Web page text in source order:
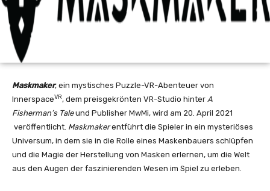
Maskmaker, ein mystisches Puzzle-VR-Abenteuer von
InnerspaceVR, dem preisgekrönten VR-Studio hinter A
Fisherman’s Taleund Publisher MwMi, wird am 20. April 2021
veröffentlicht. Maskmakerentführt die Spieler in ein mysteriöses
Universum, in dem sie in die Rolle eines Maskenbauers schlüpfen
und die Magie der Herstellung von Masken erlernen, um die Welt
aus den Augen der faszinierenden Wesen im Spiel zu erleben.